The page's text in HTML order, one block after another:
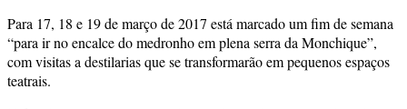
Para 17, 18 e 19 de março de 2017 está marcado um fim de semana
“para ir no encalce do medronho em plena serra da Monchique”,
com visitas a destilarias que se transformarão em pequenos espaços
teatrais.